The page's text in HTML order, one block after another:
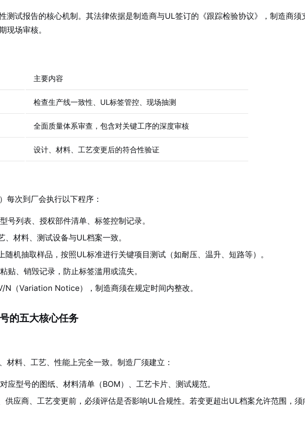
测试报告的核心机制。其法律依据是制造商与UL签订的《跟踪检验协议》，制造商须
现场审核。
主要内容
检查生产线一致性、UL标签管控、现场抽测
全面质量体系审查，包含对关键工序的深度审核
设计、材料、工艺变更后的符合性验证
每次到厂会执行以下程序：
号列表、授权部件清单、标签控制记录。
、材料、测试设备与UL档案一致。
随机抽取样品，按照UL标准进行关键项目测试（如耐压、温升、短路等）。
贴、销毁记录，防止标签滥用或流失。
N（Variation Notice），制造商须在规定时间内整改。
的五大核心任务
材料、工艺、性能上完全一致。制造厂须建立：
应型号的图纸、材料清单（BOM）、工艺卡片、测试规范。
供应商、工艺变更前，必须评估是否影响UL合规性。若变更超出UL档案允许范围，